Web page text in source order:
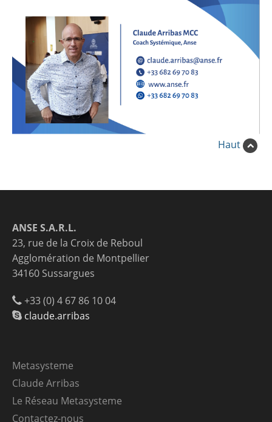
Haut
ANSE S.A.R.L.
23, rue de la Croix de Reboul
Agglomération de Montpellier
34160 Sussargues
+33 (0) 4 67 86 10 04
claude.arribas
Metasysteme
Claude Arribas
Le Réseau Metasysteme
Contactez-nous